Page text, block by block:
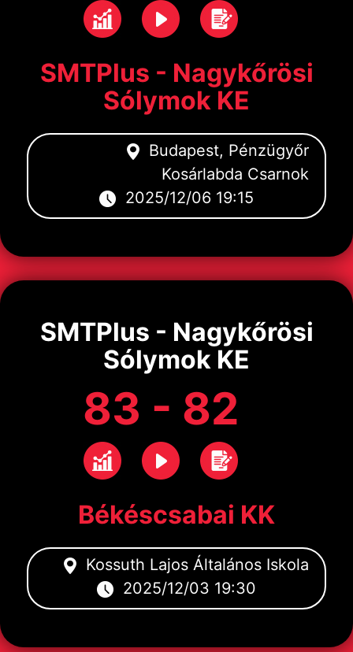
SMTPlus - Nagykőrösi
Sólymok KE
Budapest, Pénzügyőr
Kosárlabda Csarnok
2025/12/06 19:15
SMTPlus - Nagykőrösi
Sólymok KE
83 - 82
Békéscsabai KK
Kossuth Lajos Általános Iskola
2025/12/03 19:30